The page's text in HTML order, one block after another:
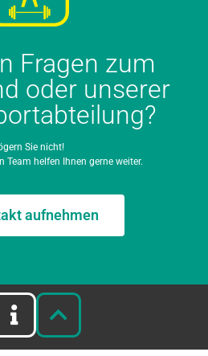
Fragen zum
oder unserer
Sie nicht!
Team helfen Ihnen gerne weiter.
aufnehmen